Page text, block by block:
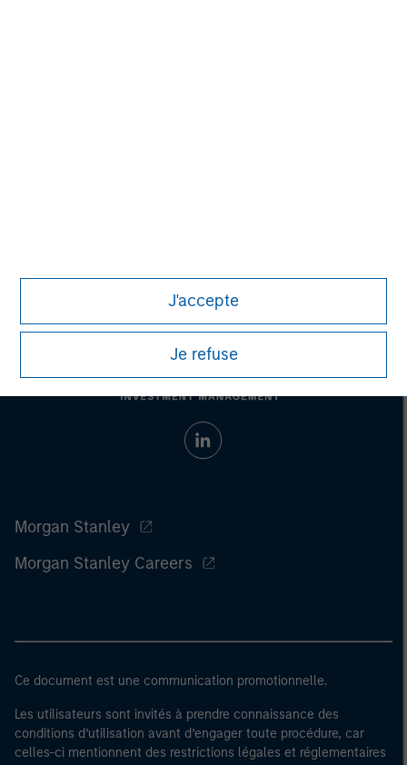
J'accepte
Je refuse
Morgan Stanley
Morgan Stanley Careers
Ce document est une communication promotionnelle.
Les utilisateurs sont invités à prendre connaissance des
conditions d’utilisation avant d’engager toute procédure, car
celles-ci mentionnent des restrictions légales et réglementaires